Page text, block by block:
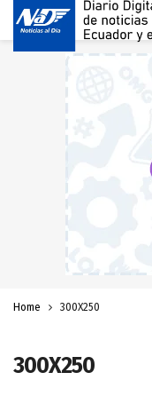
Home 300X250
300X250